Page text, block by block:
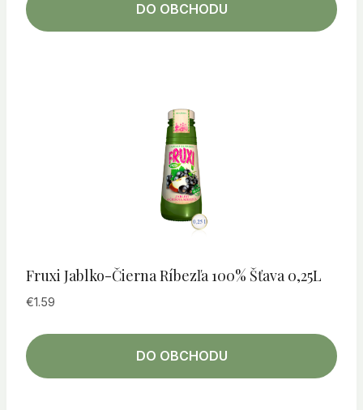
DO OBCHODU
Fruxi Jablko-Čierna Ríbezľa 100% Šťava 0,25L
€1.59
DO OBCHODU